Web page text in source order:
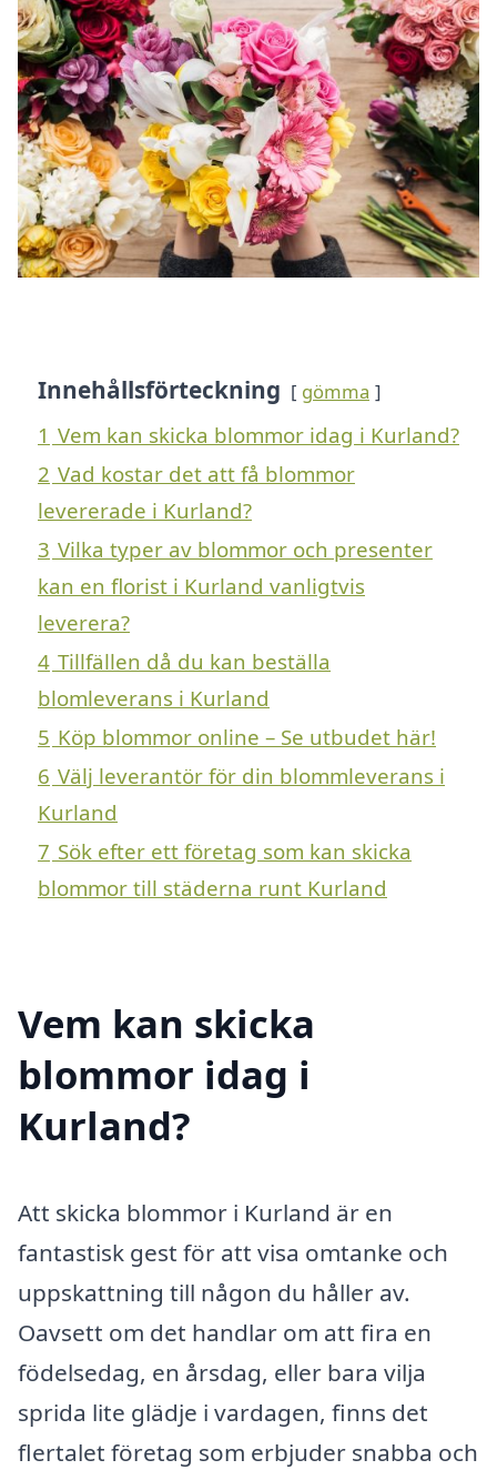
Innehållsförteckning gömma
1 Vem kan skicka blommor idag i Kurland?
2 Vad kostar det att få blommor
levererade i Kurland?
3 Vilka typer av blommor och presenter
kan en florist i Kurland vanligtvis
leverera?
4 Tillfällen då du kan beställa
blomleverans i Kurland
5 Köp blommor online – Se utbudet här!
6 Välj leverantör för din blommleverans i
Kurland
7 Sök efter ett företag som kan skicka
blommor till städerna runt Kurland
Vem kan skicka
blommor idag i
Kurland?
Att skicka blommor i Kurland är en
fantastisk gest för att visa omtanke och
uppskattning till någon du håller av.
Oavsett om det handlar om att fira en
födelsedag, en årsdag, eller bara vilja
sprida lite glädje i vardagen, finns det
flertalet företag som erbjuder snabba och